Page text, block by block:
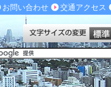
お問い合わせ 交通アクセス